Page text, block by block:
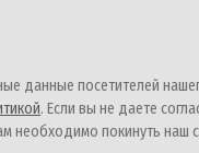
данные посетителей
. Если вы не даете
необходимо покинуть наш